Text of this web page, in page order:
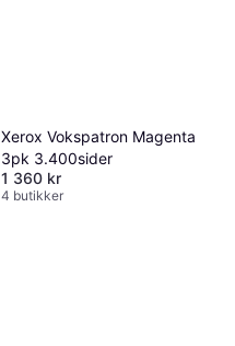
Xerox Vokspatron Magenta
3pk 3.400sider
1 360 kr
4 butikker